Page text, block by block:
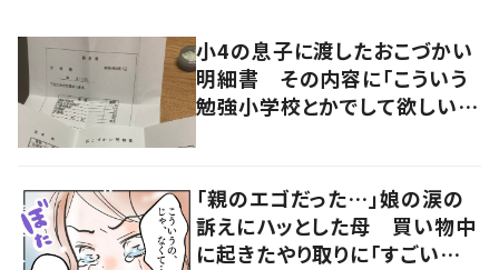
小4の息子に渡したおこづかい
明細書 その内容に「こういう
勉強小学校とかでして欲しい」
「親のエゴだった…」娘の涙の
訴えにハッとした母 買い物中
に起きたやり取りに「すごい分